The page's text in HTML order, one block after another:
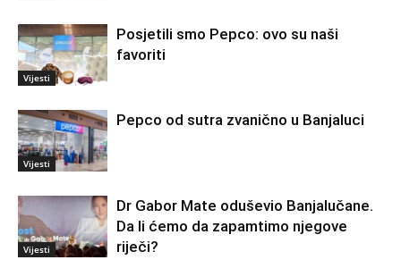
Vijesti
Posjetili smo Pepco: ovo su naši
favoriti
Vijesti
Pepco od sutra zvanično u Banjaluci
Vijesti
Dr Gabor Mate oduševio Banjalučane.
Da li ćemo da zapamtimo njegove
riječi?